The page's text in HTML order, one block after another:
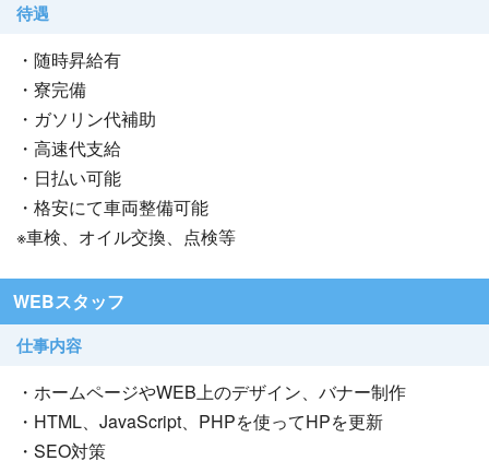
待遇
・随時昇給有
・寮完備
・ガソリン代補助
・高速代支給
・日払い可能
・格安にて車両整備可能
※車検、オイル交換、点検等
WEBスタッフ
仕事内容
・ホームページやWEB上のデザイン、バナー制作
・HTML、JavaScript、PHPを使ってHPを更新
・SEO対策